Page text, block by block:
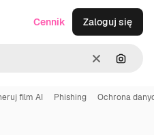
WyczyśćSzukaj
Cennik Zaloguj się
film AI Phishing Ochrona